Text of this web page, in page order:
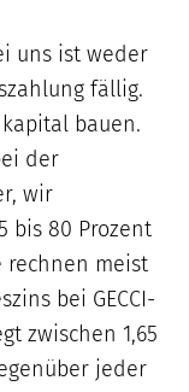
uns ist weder
fällig.
bauen.
der
wir
bis 80 Prozent
rechnen meist
bei GECCI-
zwischen 1,65
jeder